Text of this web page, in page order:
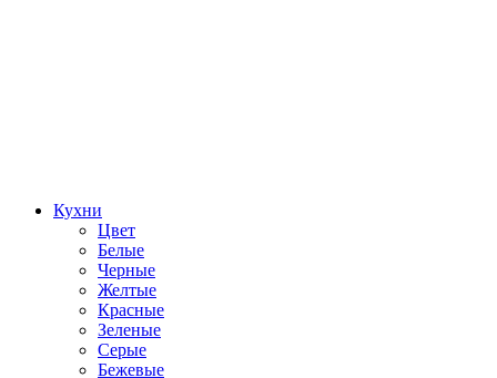
Кухни
Цвет
Белые
Черные
Желтые
Красные
Зеленые
Серые
Бежевые